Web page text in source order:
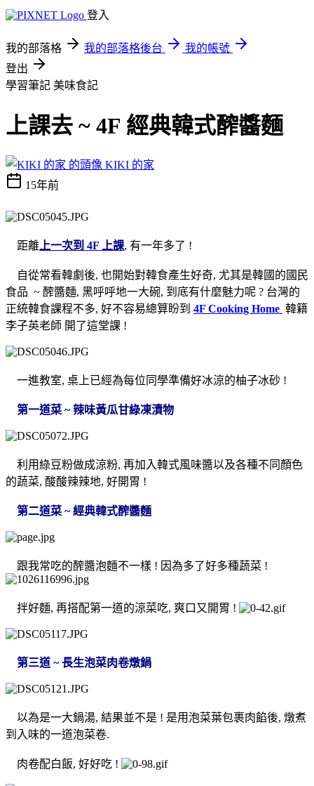
登入
我的部落格 我的部落格後台
我的帳號
登出
學習筆記 美味食記
上課去 ~ 4F 經典韓式醡醬麵
KIKI 的家
15年前
距離 上一次到 4F 上課, 有一年多了 !
自從常看韓劇後, 也開始對韓食產生好奇, 尤其是韓國的國民
食品 ~ 醡醬麵, 黑呼呼地一大碗, 到底有什麼魅力呢 ? 台灣的
正統韓食課程不多, 好不容易總算盼到 4F Cooking Home 韓籍
李子英老師 開了這堂課 !
一進教室, 桌上已經為每位同學準備好冰涼的柚子冰砂 !
第一道菜 ~ 辣味黃瓜甘綠凍漬物
利用綠豆粉做成涼粉, 再加入韓式風味醬以及各種不同顏色
的蔬菜, 酸酸辣辣地, 好開胃 !
第二道菜 ~ 經典韓式醡醬麵
跟我常吃的醡醬泡麵不一樣 ! 因為多了好多種蔬菜 !
拌好麵, 再搭配第一道的涼菜吃, 爽口又開胃 !
第三道 ~ 長生泡菜肉卷燉鍋
以為是一大鍋湯, 結果並不是 ! 是用泡菜葉包裹肉餡後, 燉煮
到入味的一道泡菜卷.
肉卷配白飯, 好好吃 !